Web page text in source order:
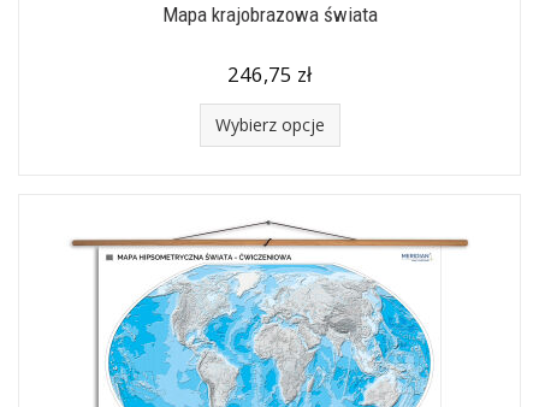
Mapa krajobrazowa świata
246,75 zł
Wybierz opcje